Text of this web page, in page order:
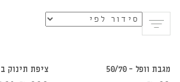
מגבת וופל – 50/70
30%
ציפת תינוק